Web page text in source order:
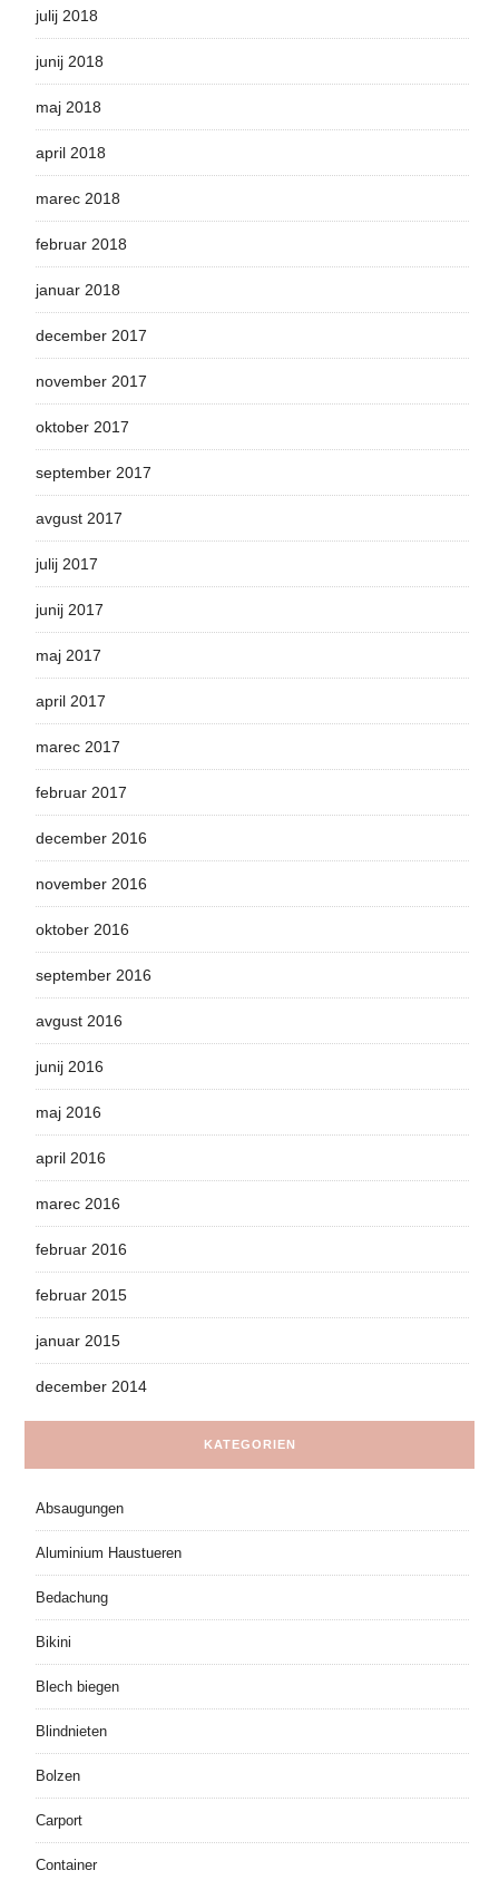
julij 2018
junij 2018
maj 2018
april 2018
marec 2018
februar 2018
januar 2018
december 2017
november 2017
oktober 2017
september 2017
avgust 2017
julij 2017
junij 2017
maj 2017
april 2017
marec 2017
februar 2017
december 2016
november 2016
oktober 2016
september 2016
avgust 2016
junij 2016
maj 2016
april 2016
marec 2016
februar 2016
februar 2015
januar 2015
december 2014
KATEGORIEN
Absaugungen
Aluminium Haustueren
Bedachung
Bikini
Blech biegen
Blindnieten
Bolzen
Carport
Container